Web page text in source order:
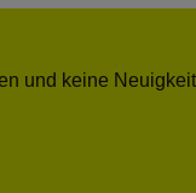
und keine